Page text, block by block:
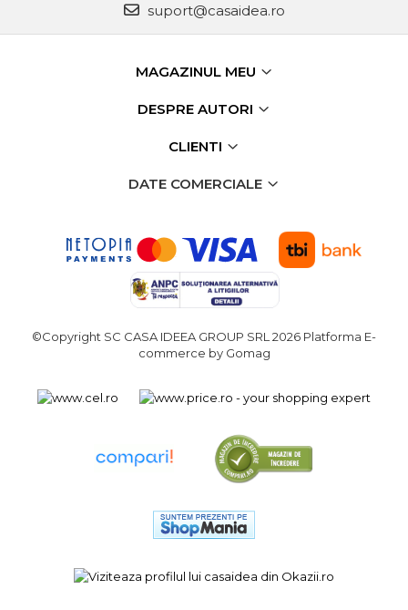
suport@casaidea.ro
MAGAZINUL MEU
DESPRE AUTORI
CLIENTI
DATE COMERCIALE
©Copyright SC CASA IDEEA GROUP SRL 2026 Platforma E-
commerce by Gomag